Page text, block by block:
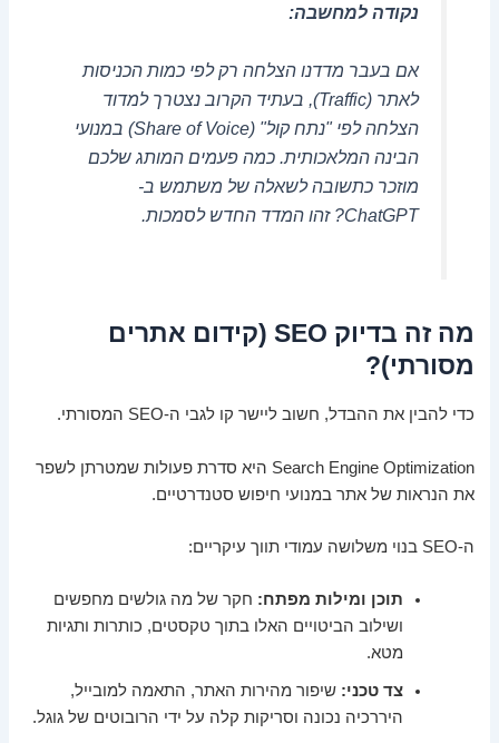
נקודה למחשבה:
אם בעבר מדדנו הצלחה רק לפי כמות הכניסות
לאתר (Traffic), בעתיד הקרוב נצטרך למדוד
הצלחה לפי "נתח קול" (Share of Voice) במנועי
הבינה המלאכותית. כמה פעמים המותג שלכם
מוזכר כתשובה לשאלה של משתמש ב-
ChatGPT? זהו המדד החדש לסמכות.
מה זה בדיוק SEO (קידום אתרים
מסורתי)?
כדי להבין את ההבדל, חשוב ליישר קו לגבי ה-SEO המסורתי.
Search Engine Optimization היא סדרת פעולות שמטרתן לשפר
את הנראות של אתר במנועי חיפוש סטנדרטיים.
ה-SEO בנוי משלושה עמודי תווך עיקריים:
תוכן ומילות מפתח: חקר של מה גולשים מחפשים
ושילוב הביטויים האלו בתוך טקסטים, כותרות ותגיות
מטא.
צד טכני: שיפור מהירות האתר, התאמה למובייל,
היררכיה נכונה וסריקות קלה על ידי הרובוטים של גוגל.